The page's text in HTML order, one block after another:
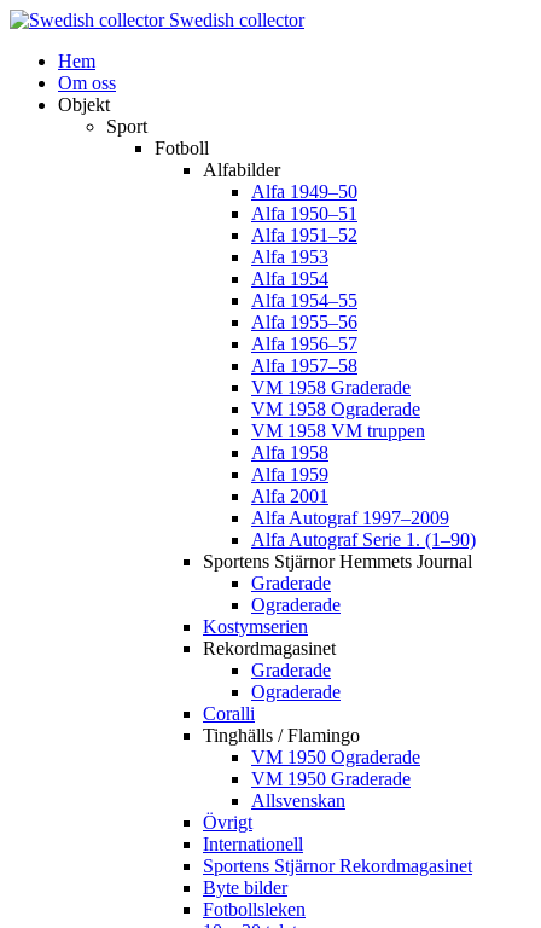
Swedish collector
Hem
Om oss
Objekt
Sport
Fotboll
Alfabilder
Alfa 1949–50
Alfa 1950–51
Alfa 1951–52
Alfa 1953
Alfa 1954
Alfa 1954–55
Alfa 1955–56
Alfa 1956–57
Alfa 1957–58
VM 1958 Graderade
VM 1958 Ograderade
VM 1958 VM truppen
Alfa 1958
Alfa 1959
Alfa 2001
Alfa Autograf 1997–2009
Alfa Autograf Serie 1. (1–90)
Sportens Stjärnor Hemmets Journal
Graderade
Ograderade
Kostymserien
Rekordmagasinet
Graderade
Ograderade
Coralli
Tinghälls / Flamingo
VM 1950 Ograderade
VM 1950 Graderade
Allsvenskan
Övrigt
Internationell
Sportens Stjärnor Rekordmagasinet
Byte bilder
Fotbollsleken